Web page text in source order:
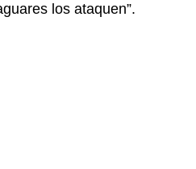
los ataquen”.